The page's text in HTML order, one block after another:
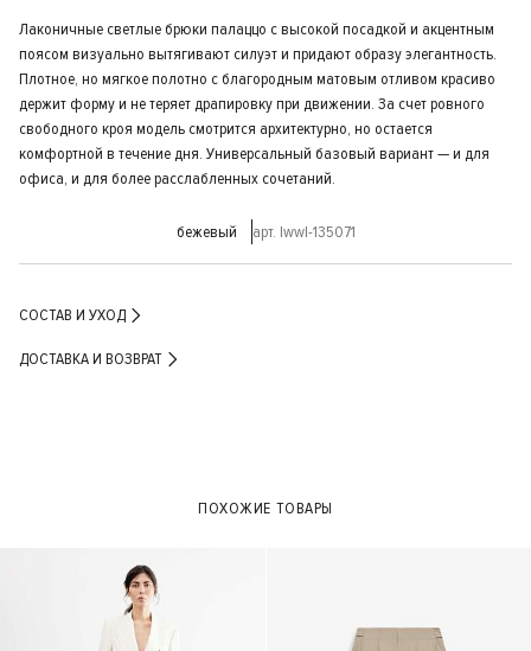
Лаконичные светлые брюки палаццо с высокой посадкой и акцентным
поясом визуально вытягивают силуэт и придают образу элегантность.
Плотное, но мягкое полотно с благородным матовым отливом красиво
держит форму и не теряет драпировку при движении. За счет ровного
свободного кроя модель смотрится архитектурно, но остается
комфортной в течение дня. Универсальный базовый вариант — и для
офиса, и для более расслабленных сочетаний.
бежевый арт. lwwl-135071
СОСТАВ И УХОД
ДОСТАВКА И ВОЗВРАТ
ПОХОЖИЕ ТОВАРЫ